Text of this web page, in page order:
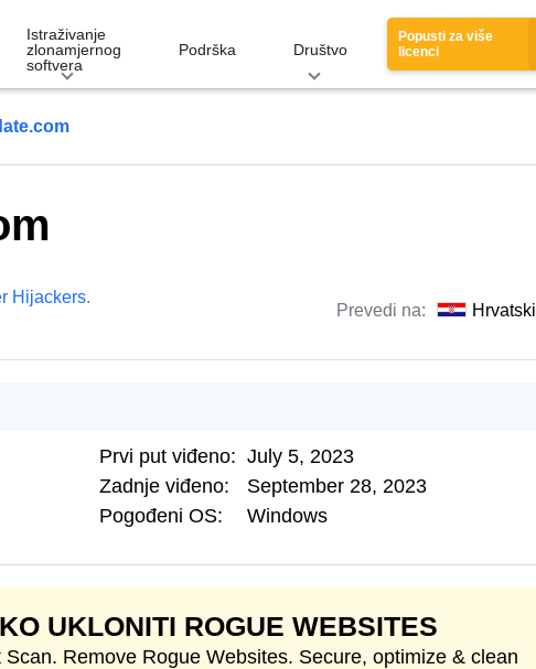
Istraživanje
zlonamjernog
softvera
Podrška Društvo
Popusti za više
licenci
Hijackers.
Prevedi na: Hrvatski
Prvi put viđeno: July 5, 2023
Zadnje viđeno:
September 28, 2023
Pogođeni OS:
Windows
UKLONITI ROGUE WEBSITES
Scan. Remove Rogue Websites. Secure, optimize & clean